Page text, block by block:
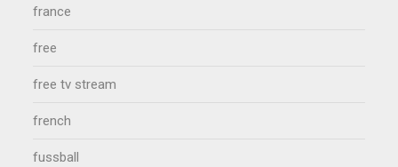
france
free
free tv stream
french
fussball